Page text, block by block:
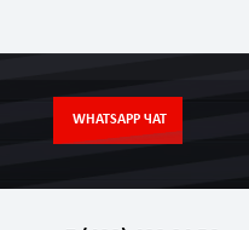
WHATSAPP ЧАТ